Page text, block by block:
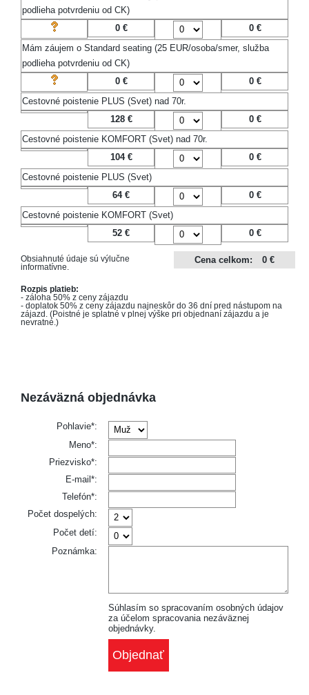
podlieha potvrdeniu od CK)
0 €
0€
Mám záujem o Standard seating (25 EUR/osoba/smer, služba
podlieha potvrdeniu od CK)
0 €
0€
Cestovné poistenie PLUS (Svet) nad 70r.
128 €
0€
Cestovné poistenie KOMFORT (Svet) nad 70r.
104 €
0€
Cestovné poistenie PLUS (Svet)
64 €
0€
Cestovné poistenie KOMFORT (Svet)
52 €
0€
Cena celkom: 0 €
Obsiahnuté údaje sú výlučne
informatívne.
Rozpis platieb:
- záloha 50% z ceny zájazdu
- doplatok 50% z ceny zájazdu najneskôr do 36 dní pred nástupom na
zájazd. (Poistné je splatné v plnej výške pri objednaní zájazdu a je
nevratné.)
Nezáväzná objednávka
Pohlavie*:
Meno*:
Priezvisko*:
E-mail*:
Telefón*:
Počet dospelých:
Počet detí:
Poznámka:
Súhlasím so spracovaním osobných údajov
za účelom spracovania nezáväznej
objednávky.